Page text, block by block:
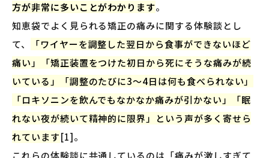
方が非常に多いことがわかります。
知恵袋でよく見られる矯正の痛みに関する体験談とし
て、
「ワイヤーを調整した翌日から食事ができないほど
痛い」「矯正装置をつけた初日から死にそうな痛みが続
いている」「調整のたびに3〜4日は何も食べられない」
「ロキソニンを飲んでもなかなか痛みが引かない」「眠
れない夜が続いて精神的に限界」という声が多く寄せら
れています[1]。